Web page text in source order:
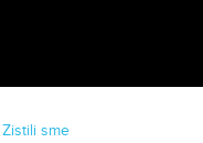
Zistili sme